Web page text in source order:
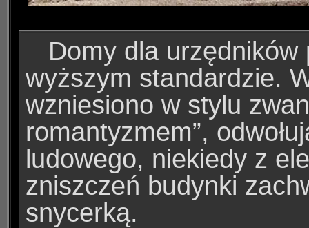
Domy dla
wyższym standardzie.
wzniesiono w stylu
romantyzmem”,
ludowego, niekiedy z
zniszczeń budynki
snycerką.